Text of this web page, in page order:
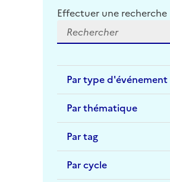
Effectuer une recherche
Par type d'événement
Par thématique
Par tag
Par cycle